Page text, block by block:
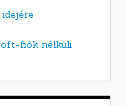
fiók nélküli